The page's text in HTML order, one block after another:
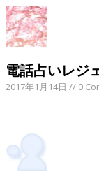
電話占いレジ
2017年1月14日 // 0